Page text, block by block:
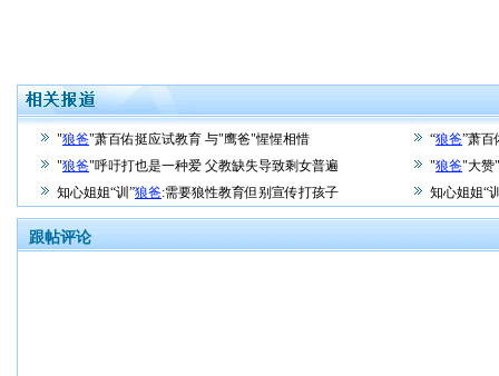
"狼爸"萧百佑挺应试教育 与"鹰爸"惺惺相惜 “狼爸”萧百
"狼爸"呼吁打也是一种爱 父教缺失导致剩女普遍 "狼爸"大赞
知心姐姐“训”狼爸:需要狼性教育但别宣传打孩子 知心姐姐“
跟帖评论